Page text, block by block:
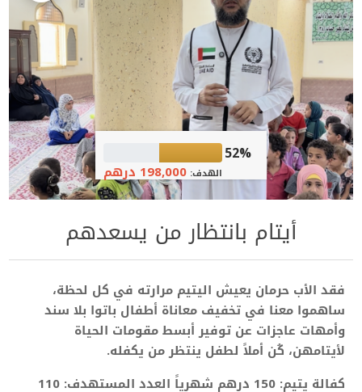
52%
الهدف:198,000 درهم
أيتام بانتظار من يسعدهم
فقد الأب حرمان يعيش اليتيم مرارته في كل لحظة،
ساهموا معنا في تخفيف معاناة أطفال باتوا بلا سند
وأمهات عاجزات عن توفير أبسط مقومات الحياة
لأيتامهن، كُن أملاً لطفل ينتظر من يكفله.
كفالة يتيم: 150 درهم شهرياً العدد المستهدف: 110